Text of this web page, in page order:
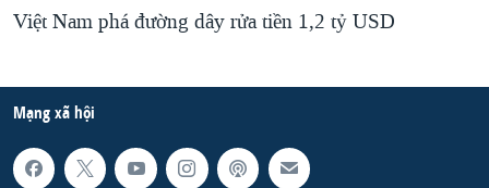
Việt Nam phá đường dây rửa tiền 1,2 tỷ USD
Mạng xã hội